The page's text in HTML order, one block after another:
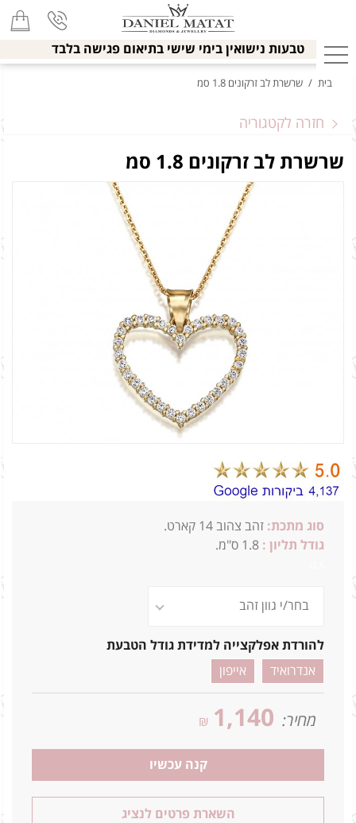
טבעות נישואין בימי שישי בתיאום פגישה בלבד
בית / שרשרת לב זרקונים 1.8 סמ
חזרה לקטגוריה
שרשרת לב זרקונים 1.8 סמ
סוג מתכת: זהב צהוב 14 קארט.
גודל תליון : 1.8 ס"מ.
להורדת אפלקצייה למדידת גודל הטבעת
אנדרואיד
אייפון
מחיר: 1,140
₪
קנה עכשיו
השארת פרטים לנציג